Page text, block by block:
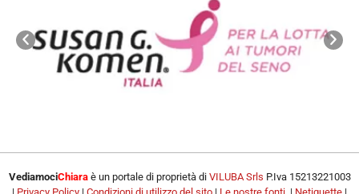
VediamociChiaraè un portale di proprietà di VILUBA Srls P.Iva 15213221003